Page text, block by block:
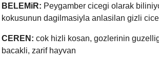
BELEMiR: Peygamber cicegi olarak
kokusunun dagilmasiyla anlasilan gizli
CEREN: cok hizli kosan, gozlerinin
bacakli, zarif hayvan